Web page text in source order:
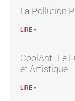
La Pollution
LIRE »
CoolAnt : Le
et Artistique
LIRE »